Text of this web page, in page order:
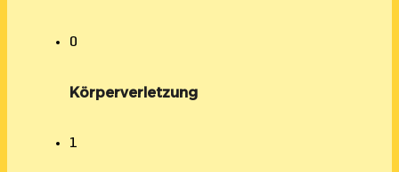
0
Körperverletzung
1